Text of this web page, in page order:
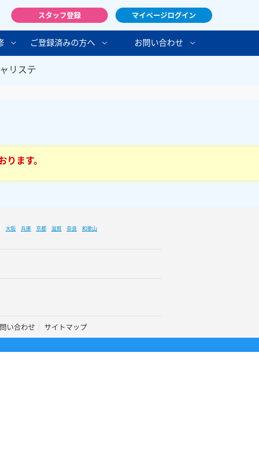
スタッフ登録 マイページログイン
ご登録済みの方へ お問い合わせ
リステ
ます。
大阪 兵庫 京都 滋賀 奈良
和歌山
い合わせ サイトマップ